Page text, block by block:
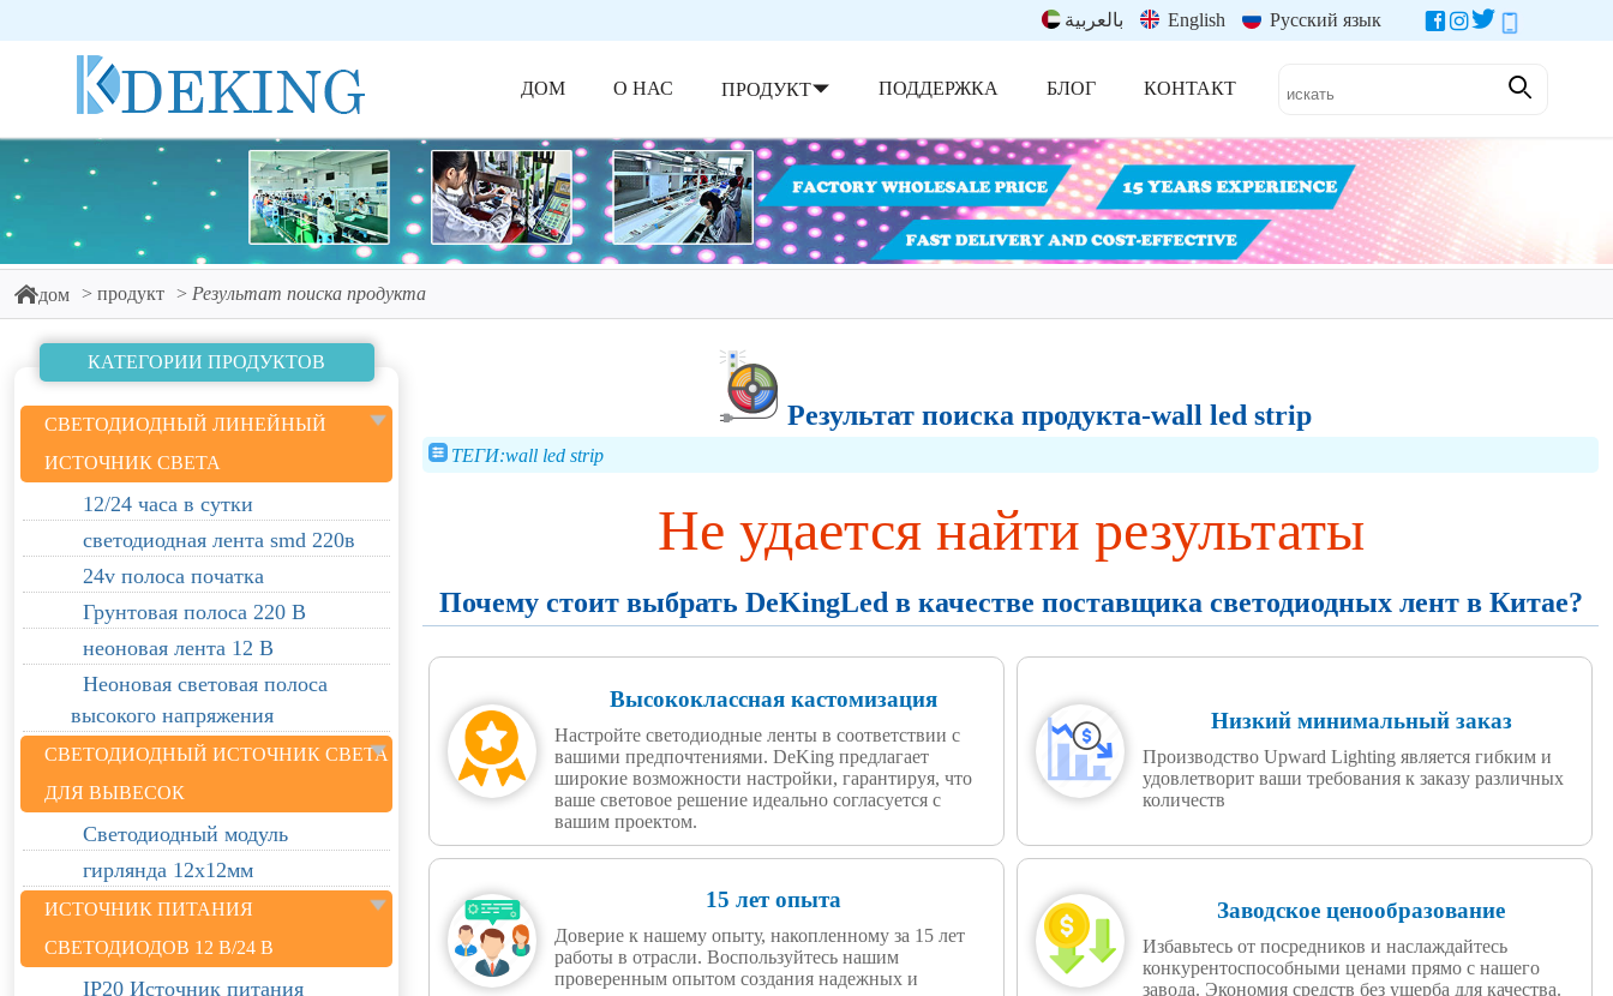
بالعربية English Русский язык
ДОМ О НАС ПРОДУКТ ПОДДЕРЖКА БЛОГ КОНТАКТ
дом продукт Результат поиска продукта
КАТЕГОРИИ ПРОДУКТОВ
СВЕТОДИОДНЫЙ ЛИНЕЙНЫЙ
ИСТОЧНИК СВЕТА
12/24 часа в сутки
светодиодная лента smd 220в
24v полоса початка
Грунтовая полоса 220 В
неоновая лента 12 В
Неоновая световая полоса
высокого напряжения
СВЕТОДИОДНЫЙ ИСТОЧНИК СВЕТА
ДЛЯ ВЫВЕСОК
Светодиодный модуль
гирлянда 12х12мм
ИСТОЧНИК ПИТАНИЯ
СВЕТОДИОДОВ 12 В/24 В
IP20 Источник питания
Результат поиска продукта-wall led strip
ТЕГИ:wall led strip
Не удается найти результаты
Почему стоит выбрать DeKingLed в качестве поставщика светодиодных лент в Китае?
Высококлассная кастомизация
Настройте светодиодные ленты в соответствии с
вашими предпочтениями. DeKing предлагает
широкие возможности настройки, гарантируя, что
ваше световое решение идеально согласуется с
вашим проектом.
Низкий минимальный заказ
Производство Upward Lighting является гибким и
удовлетворит ваши требования к заказу различных
количеств
15 лет опыта
Доверие к нашему опыту, накопленному за 15 лет
работы в отрасли. Воспользуйтесь нашим
проверенным опытом создания надежных и
Заводское ценообразование
Избавьтесь от посредников и наслаждайтесь
конкурентоспособными ценами прямо с нашего
завода. Экономия средств без ущерба для качества.